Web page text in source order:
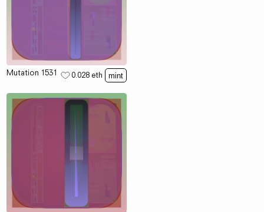
Mutation 1531 0.028 eth mint